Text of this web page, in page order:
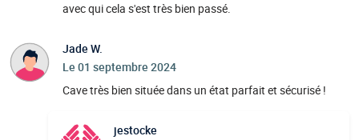
avec qui cela s'est très bien passé.
Jade W.
Le 01 septembre 2024
Cave très bien située dans un état parfait et sécurisé !
jestocke